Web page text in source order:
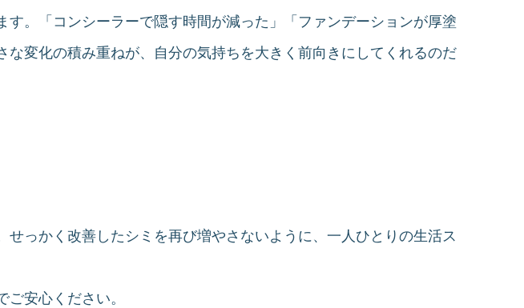
。「コンシーラーで隠す時間が減った」「ファンデーションが厚塗
変化の積み重ねが、自分の気持ちを大きく前向きにしてくれるのだ
っかく改善したシミを再び増やさないように、一人ひとりの生活ス
安心ください。